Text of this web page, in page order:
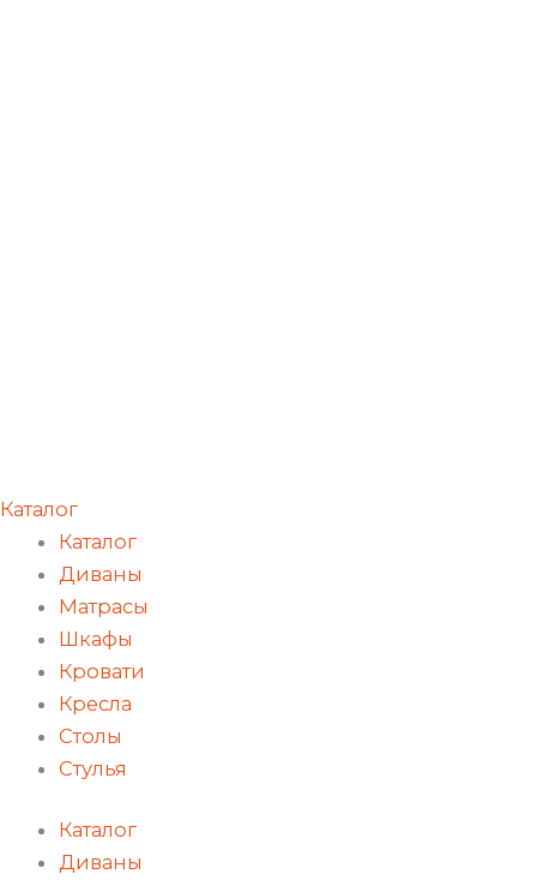
Каталог
Каталог
Диваны
Матрасы
Шкафы
Кровати
Кресла
Столы
Стулья
Каталог
Диваны